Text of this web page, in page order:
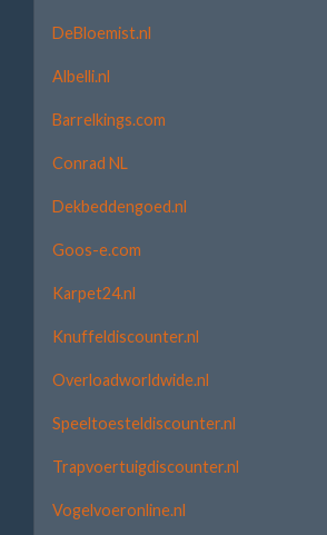
DeBloemist.nl
Albelli.nl
Barrelkings.com
Conrad NL
Dekbeddengoed.nl
Goos-e.com
Karpet24.nl
Knuffeldiscounter.nl
Overloadworldwide.nl
Speeltoesteldiscounter.nl
Trapvoertuigdiscounter.nl
Vogelvoeronline.nl